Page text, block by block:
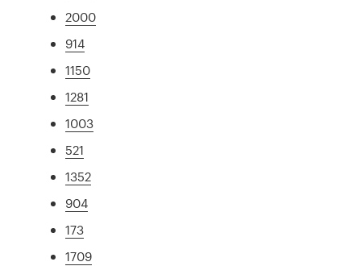
2000
914
1150
1281
1003
521
1352
904
173
1709